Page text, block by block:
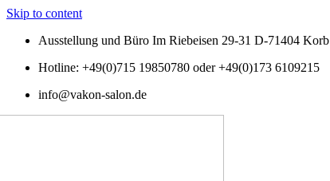
Skip to content
Ausstellung und Büro Im Riebeisen 29-31 D-71404 Korb
Hotline: +49(0)715 19850780 oder +49(0)173 6109215
info@vakon-salon.de